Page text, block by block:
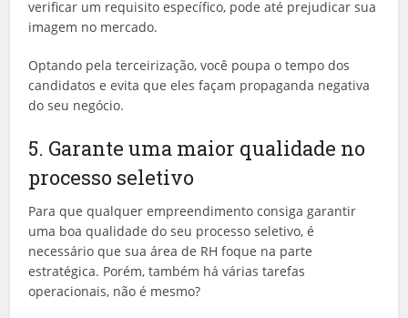
verificar um requisito específico, pode até prejudicar sua
imagem no mercado.
Optando pela terceirização, você poupa o tempo dos
candidatos e evita que eles façam propaganda negativa
do seu negócio.
5. Garante uma maior qualidade no
processo seletivo
Para que qualquer empreendimento consiga garantir
uma boa qualidade do seu processo seletivo, é
necessário que sua área de RH foque na parte
estratégica. Porém, também há várias tarefas
operacionais, não é mesmo?